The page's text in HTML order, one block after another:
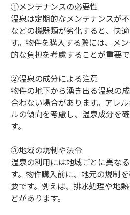
①メンテナンスの必要性
温泉は定期的なメンテナンスが
などの機器類が劣化すると、快
す。物件を購入する際には、メ
的な負担を考慮することが重要で
②温泉の成分による注意
物件の地下から湧き出る温泉の
合わない場合があります。アレ
ルの傾向を考慮し、温泉成分を
す。
③地域の規制や法令
温泉の利用には地域ごとに異な
す。物件購入前に、地元の規制
要です。例えば、排水処理や地
どがあります。